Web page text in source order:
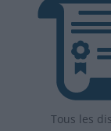
Tous les